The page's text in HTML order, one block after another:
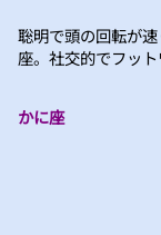
聡明で頭の回転が
座。社交的でフット
かに座